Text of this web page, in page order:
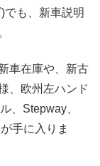
でも、新車説明
車在庫や、新古
、欧州左ハンド
、Stepway、
手に入りま